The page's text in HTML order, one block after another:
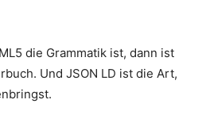
die Grammatik ist, dann ist
Und JSON LD ist die Art,